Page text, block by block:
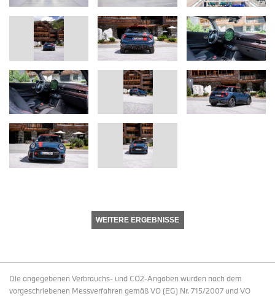
WEITERE ERGEBNISSE
Die angegebenen Verbrauchs- und CO2-Angaben wurden nach dem
vorgeschriebenen Messverfahren gemäß VO (EG) Nr. 715/2007 und VO